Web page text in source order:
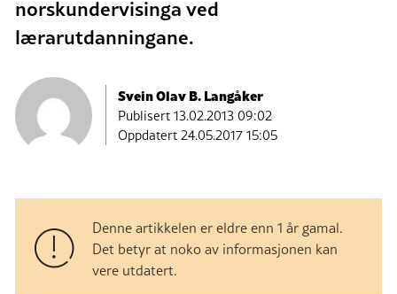
norskundervisinga ved
lærarutdanningane.
Svein Olav B. Langåker
Publisert13.02.2013 09:02
Oppdatert 24.05.2017 15:05
Denne artikkelen er eldre enn 1 år gamal.
Det betyr at noko av informasjonen kan
vere utdatert.